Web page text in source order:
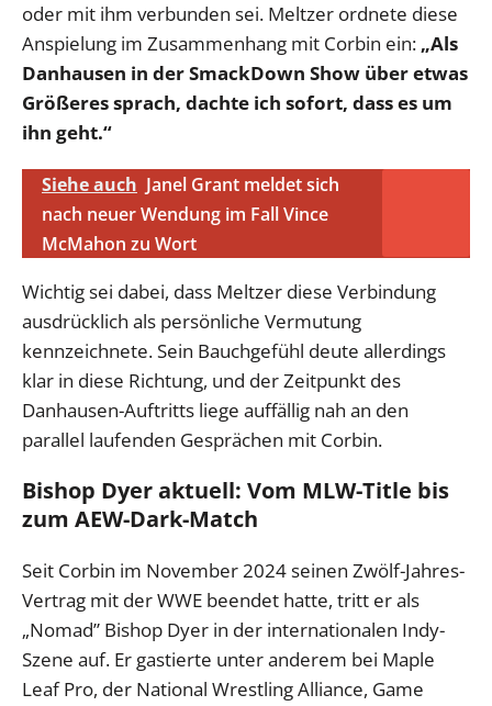
oder mit ihm verbunden sei. Meltzer ordnete diese
Anspielung im Zusammenhang mit Corbin ein: „Als
Danhausen in der SmackDown Show über etwas
Größeres sprach, dachte ich sofort, dass es um
ihn geht.“
Siehe auch Janel Grant meldet sich
nach neuer Wendung im Fall Vince
McMahon zu Wort
Wichtig sei dabei, dass Meltzer diese Verbindung
ausdrücklich als persönliche Vermutung
kennzeichnete. Sein Bauchgefühl deute allerdings
klar in diese Richtung, und der Zeitpunkt des
Danhausen-Auftritts liege auffällig nah an den
parallel laufenden Gesprächen mit Corbin.
Bishop Dyer aktuell: Vom MLW-Title bis
zum AEW-Dark-Match
Seit Corbin im November 2024 seinen Zwölf-Jahres-
Vertrag mit der WWE beendet hatte, tritt er als
„Nomad” Bishop Dyer in der internationalen Indy-
Szene auf. Er gastierte unter anderem bei Maple
Leaf Pro, der National Wrestling Alliance, Game